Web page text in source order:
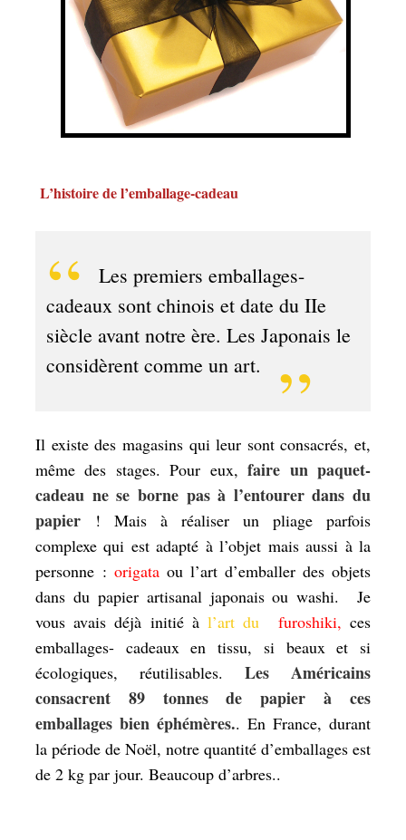
L’histoire de l’emballage-cadeau
Les premiers emballages-
cadeaux sont chinois et date du IIe
siècle avant notre ère. Les Japonais le
considèrent comme un art.
Il existe des magasins qui leur sont consacrés, et,
même des stages. Pour eux, faire un paquet-
cadeau ne se borne pas à l’entourer dans du
papier
! Mais à réaliser un pliage parfois
complexe qui est adapté à l’objet mais aussi à la
personne : origata ou l’art d’emballer des objets
dans du papier artisanal japonais ou washi. Je
vous avais déjà initié àl’art du furoshiki, ces
emballages- cadeaux en tissu, si beaux et si
écologiques, réutilisables. Les Américains
consacrent 89 tonnes de papier à ces
emballages bien éphémères.. En France, durant
la période de Noël, notre quantité d’emballages est
de 2 kg par jour. Beaucoup d’arbres..